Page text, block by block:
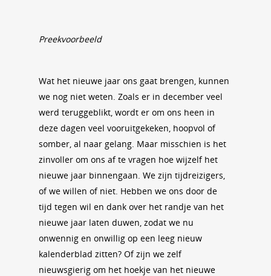
Preekvoorbeeld
Wat het nieuwe jaar ons gaat brengen, kunnen
we nog niet weten. Zoals er in december veel
werd teruggeblikt, wordt er om ons heen in
deze dagen veel vooruitgekeken, hoopvol of
somber, al naar gelang. Maar misschien is het
zinvoller om ons af te vragen hoe wijzelf het
nieuwe jaar binnengaan. We zijn tijdreizigers,
of we willen of niet. Hebben we ons door de
tijd tegen wil en dank over het randje van het
nieuwe jaar laten duwen, zodat we nu
onwennig en onwillig op een leeg nieuw
kalenderblad zitten? Of zijn we zelf
nieuwsgierig om het hoekje van het nieuwe